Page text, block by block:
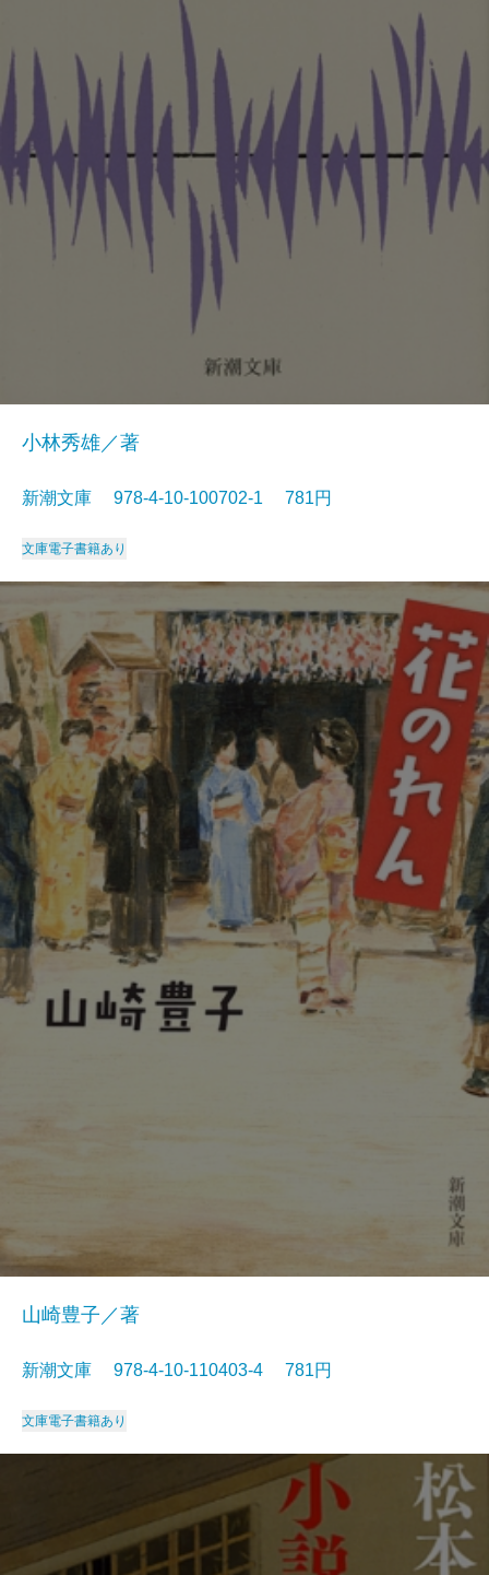
小林秀雄／著
新潮文庫 978-4-10-100702-1 781円
文庫電子書籍あり
山崎豊子／著
新潮文庫 978-4-10-110403-4 781円
文庫電子書籍あり